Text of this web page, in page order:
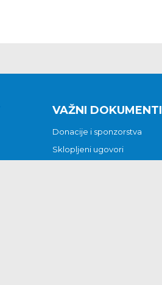
VAŽNI DOKUMENTI
Donacije i sponzorstva
Sklopljeni ugovori